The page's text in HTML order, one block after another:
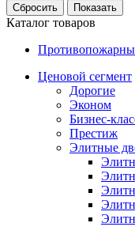
Каталог товаров
Ценовой сегмент
Дорогие
Эконом
Бизнес-
Престиж
Элитные